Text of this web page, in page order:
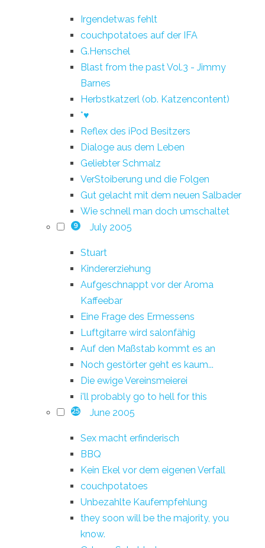
Irgendetwas fehlt
couchpotatoes auf der IFA
G.Henschel
Blast from the past Vol.3 - Jimmy
Barnes
Herbstkatzerl (ob. Katzencontent)
*♥
Reflex des iPod Besitzers
Dialoge aus dem Leben
Geliebter Schmalz
VerStoiberung und die Folgen
Gut gelacht mit dem neuen Salbader
Wie schnell man doch umschaltet
9 July 2005
Stuart
Kindererziehung
Aufgeschnappt vor der Aroma
Kaffeebar
Eine Frage des Ermessens
Luftgitarre wird salonfähig
Auf den Maßstab kommt es an
Noch gestörter geht es kaum...
Die ewige Vereinsmeierei
i'll probably go to hell for this
25 June 2005
Sex macht erfinderisch
BBQ
Kein Ekel vor dem eigenen Verfall
couchpotatoes
Unbezahlte Kaufempfehlung
they soon will be the majority, you
know.